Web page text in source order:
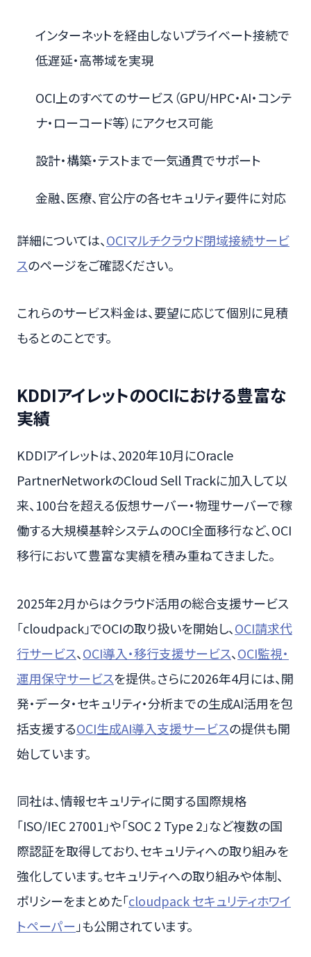
インターネットを経由しないプライベート接続で
低遅延・高帯域を実現
OCI上のすべてのサービス（GPU/HPC・AI・コンテ
ナ・ローコード等）にアクセス可能
設計・構築・テストまで一気通貫でサポート
金融、医療、官公庁の各セキュリティ要件に対応
詳細については、OCIマルチクラウド閉域接続サービ
スのページをご確認ください。
これらのサービス料金は、要望に応じて個別に見積
もるとのことです。
KDDIアイレットのOCIにおける豊富な
実績
KDDIアイレットは、2020年10月にOracle
PartnerNetworkのCloud Sell Trackに加入して以
来、100台を超える仮想サーバー・物理サーバーで稼
働する大規模基幹システムのOCI全面移行など、OCI
移行において豊富な実績を積み重ねてきました。
2025年2月からはクラウド活用の総合支援サービス
「cloudpack」でOCIの取り扱いを開始し、OCI請求代
行サービス、OCI導入・移行支援サービス、OCI監視・
運用保守サービスを提供。さらに2026年4月には、開
発・データ・セキュリティ・分析までの生成AI活用を包
括支援するOCI生成AI導入支援サービスの提供も開
始しています。
同社は、情報セキュリティに関する国際規格
「ISO/IEC 27001」や「SOC 2 Type 2」など複数の国
際認証を取得しており、セキュリティへの取り組みを
強化しています。セキュリティへの取り組みや体制、
ポリシーをまとめた「cloudpack セキュリティホワイ
トペーパー 」も公開されています。